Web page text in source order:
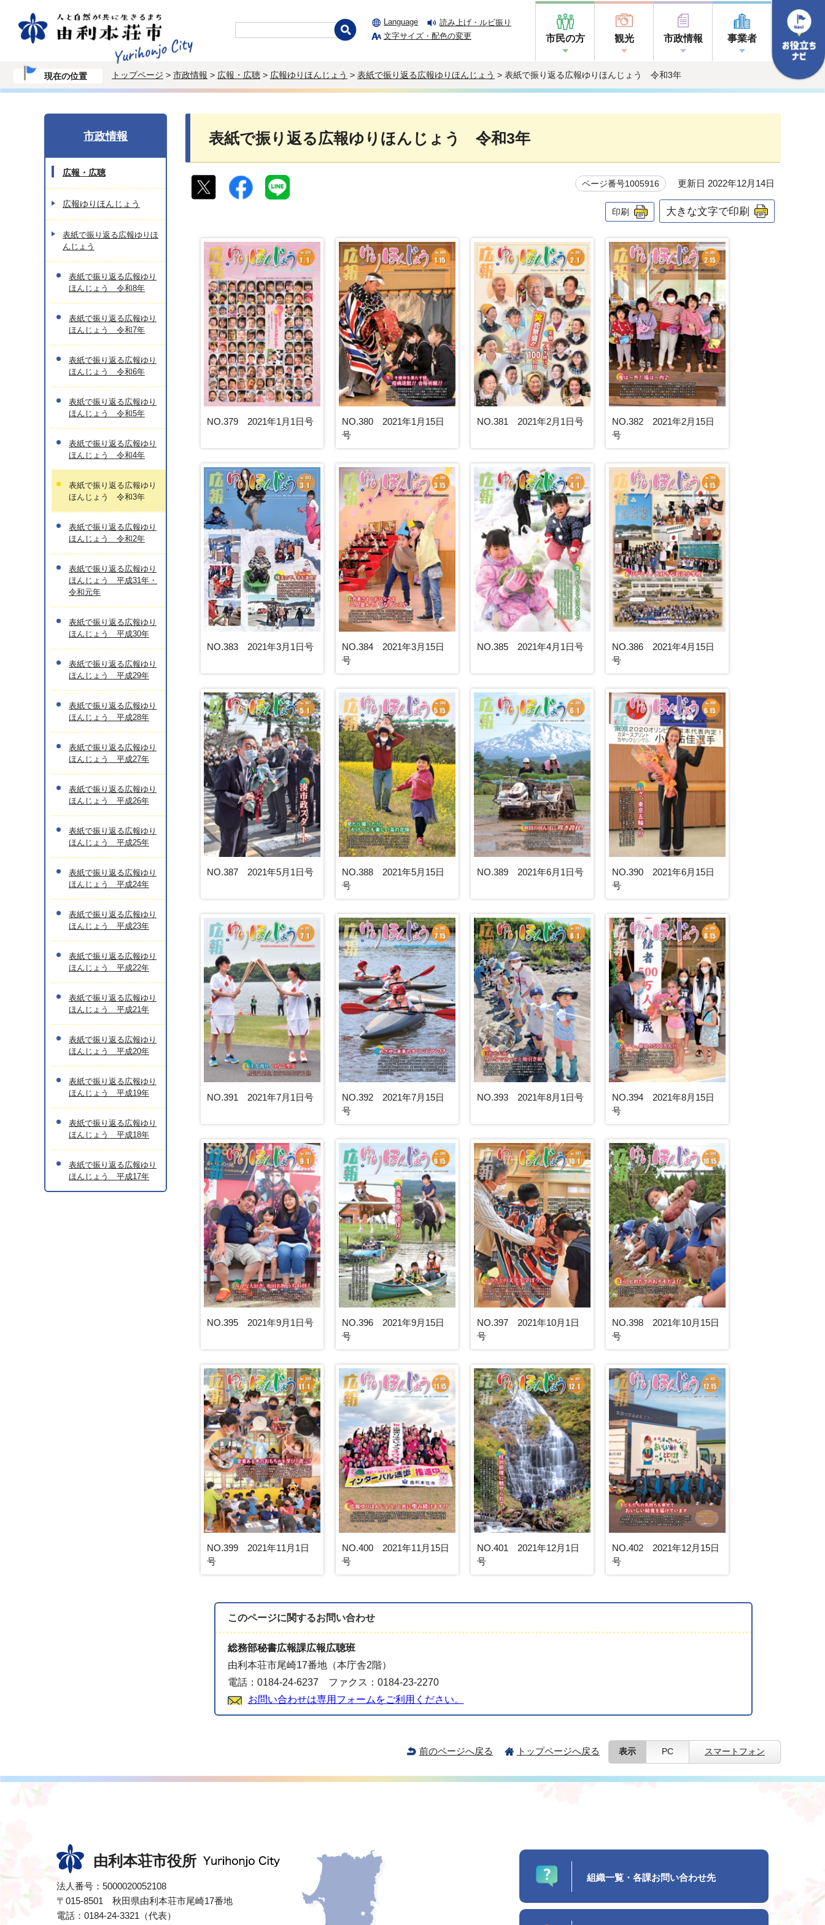
Language
読み上げ・ルビ振り
文字サイズ・配色の変更
市民の方 観光 市政情報 事業者
現在の位置 トップページ > 市政情報 > 広報・広聴 > 広報ゆりほんじょう > 表紙で振り返る広報ゆりほんじょう > 表紙で振り返る広報ゆりほんじょう 令和3年
表紙で振り返る広報ゆりほんじょう 令和3年
ページ番号1005916 更新日 2022年12月14日
印刷 大きな文字で印刷
NO.379 2021年1月1日号
NO.380 2021年1月15日
号
NO.381 2021年2月1日号
NO.382 2021年2月15日
号
NO.383 2021年3月1日号
NO.384 2021年3月15日
号
NO.385 2021年4月1日号
NO.386 2021年4月15日
号
NO.387 2021年5月1日号
NO.388 2021年5月15日
号
NO.389 2021年6月1日号
NO.390 2021年6月15日
号
NO.391 2021年7月1日号
NO.392 2021年7月15日
号
NO.393 2021年8月1日号
NO.394 2021年8月15日
号
NO.395 2021年9月1日号
NO.396 2021年9月15日
号
NO.397 2021年10月1日
号
NO.398 2021年10月15日
号
NO.399 2021年11月1日
号
NO.400 2021年11月15日
号
NO.401 2021年12月1日
号
NO.402 2021年12月15日
号
このページに関するお問い合わせ
総務部秘書広報課広報広聴班
由利本荘市尾崎17番地（本庁舎2階）
電話：0184-24-6237 ファクス：0184-23-2270
お問い合わせは専用フォームをご利用ください。
市政情報
広報・広聴
広報ゆりほんじょう
表紙で振り返る広報ゆりほ
んじょう
表紙で振り返る広報ゆり
ほんじょう 令和8年
表紙で振り返る広報ゆり
ほんじょう 令和7年
表紙で振り返る広報ゆり
ほんじょう 令和6年
表紙で振り返る広報ゆり
ほんじょう 令和5年
表紙で振り返る広報ゆり
ほんじょう 令和4年
表紙で振り返る広報ゆり
ほんじょう 令和3年
表紙で振り返る広報ゆり
ほんじょう 令和2年
表紙で振り返る広報ゆり
ほんじょう 平成31年・
令和元年
表紙で振り返る広報ゆり
ほんじょう 平成30年
表紙で振り返る広報ゆり
ほんじょう 平成29年
表紙で振り返る広報ゆり
ほんじょう 平成28年
表紙で振り返る広報ゆり
ほんじょう 平成27年
表紙で振り返る広報ゆり
ほんじょう 平成26年
表紙で振り返る広報ゆり
ほんじょう 平成25年
表紙で振り返る広報ゆり
ほんじょう 平成24年
表紙で振り返る広報ゆり
ほんじょう 平成23年
表紙で振り返る広報ゆり
ほんじょう 平成22年
表紙で振り返る広報ゆり
ほんじょう 平成21年
表紙で振り返る広報ゆり
ほんじょう 平成20年
表紙で振り返る広報ゆり
ほんじょう 平成19年
表紙で振り返る広報ゆり
ほんじょう 平成18年
表紙で振り返る広報ゆり
ほんじょう 平成17年
前のページへ戻る トップページへ戻る 表示 PC スマートフォン
由利本荘市役所
法人番号：5000020052108
〒015-8501 秋田県由利本荘市尾崎17番地
電話：0184-24-3321（代表）
組織一覧・各課お問い合わせ先